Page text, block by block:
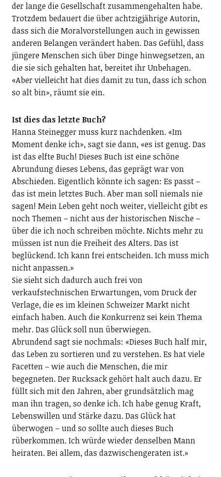
der lange die Gesellschaft zusammengehalten habe.
Trotzdem bedauert die über achtzigjährige Autorin,
dass sich die Moralvorstellungen auch in gewissen
anderen Belangen verändert haben. Das Gefühl, dass
jüngere Menschen sich über Dinge hinwegsetzen, an
die sie sich gehalten hat, bereitet ihr Unbehagen.
«Aber vielleicht hat dies damit zu tun, dass ich schon
so alt bin», räumt sie ein.
Ist dies das letzte Buch?
Hanna Steinegger muss kurz nachdenken. «Im
Moment denke ich», sagt sie dann, «es ist genug. Das
ist das elfte Buch! Dieses Buch ist eine schöne
Abrundung dieses Lebens, das geprägt war von
Abschieden. Eigentlich könnte ich sagen: Es passt –
das ist mein letztes Buch. Aber man soll niemals nie
sagen! Mein Leben geht noch weiter, vielleicht gibt es
noch Themen – nicht aus der historischen Nische –
über die ich noch schreiben möchte. Nichts mehr zu
müssen ist nun die Freiheit des Alters. Das ist
beglückend. Ich kann frei entscheiden. Ich muss mich
nicht anpassen.»
Sie sieht sich dadurch auch frei von
verkaufstechnischen Erwartungen, vom Druck der
Verlage, die es im kleinen Schweizer Markt nicht
einfach haben. Auch die Konkurrenz sei kein Thema
mehr. Das Glück soll nun überwiegen.
Abrundend sagt sie nochmals: «Dieses Buch half mir,
das Leben zu sortieren und zu verstehen. Es hat viele
Facetten – wie auch die Menschen, die mir
begegneten. Der Rucksack gehört halt auch dazu. Er
füllt sich mit den Jahren, aber grundsätzlich mag
man ihn tragen, so denke ich. Ich habe genug Kraft,
Lebenswillen und Stärke dazu. Das Glück hat
überwogen – und so sollte auch dieses Buch
rüberkommen. Ich würde wieder denselben Mann
heiraten. Bei allem, das dazwischengeraten ist.»